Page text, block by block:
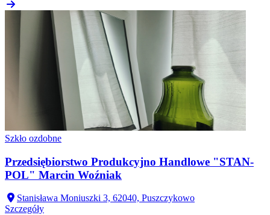
Szkło ozdobne
Przedsiębiorstwo Produkcyjno Handlowe "STAN-
POL" Marcin Woźniak
Stanisława Moniuszki 3, 62040, Puszczykowo
Szczegóły